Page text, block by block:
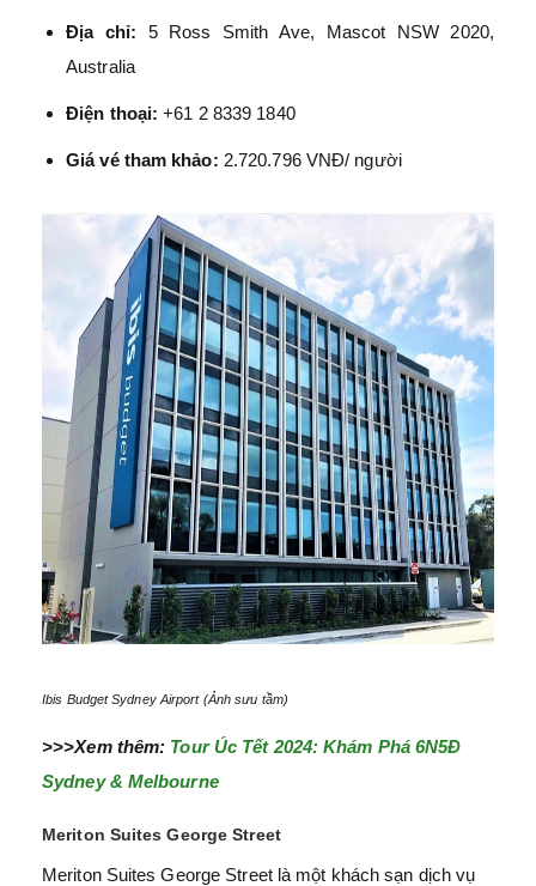
Địa chỉ:
5 Ross Smith Ave, Mascot NSW 2020,
Australia
Điện thoại: +61 2 8339 1840
Giá vé tham khảo: 2.720.796 VNĐ/ người
Ibis Budget Sydney Airport (Ảnh sưu tầm)
>>>Xem thêm: Tour Úc Tết 2024: Khám Phá 6N5Đ
Sydney & Melbourne
Meriton Suites George Street
Meriton Suites George Street là một khách sạn dịch vụ